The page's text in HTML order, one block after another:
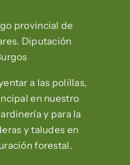
provincial de
Diputación
a las polillas,
en nuestro
y para la
y taludes en
forestal.